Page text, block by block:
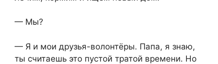
— Мы?
— Я и мои друзья-волонтёры. Папа, я знаю,
ты считаешь это пустой тратой времени. Но